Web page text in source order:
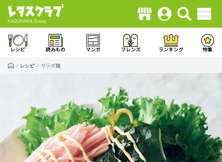
レシピ 読みもの マンガ フレンズ ランキング 特集
レシピ サラダ麺